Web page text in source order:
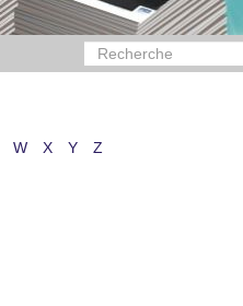
W X Y Z